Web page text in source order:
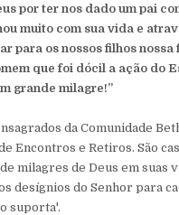
por ter nos dado um pai
muito com sua vida e
para os nossos filhos
que foi dócil a ação do
grande milagre!”
da Comunidade
Encontros e Retiros. São
milagres de Deus em suas
desígnios do Senhor para
suporta'.